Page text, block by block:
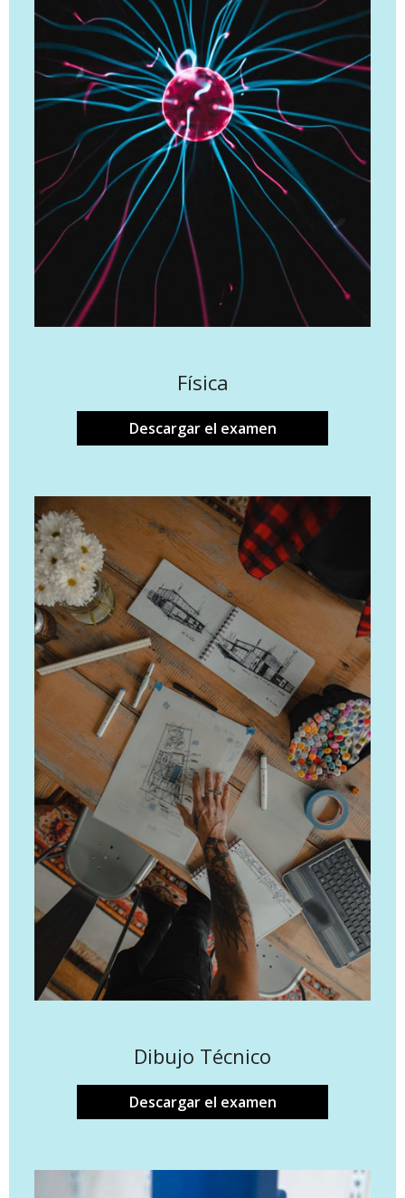
Física
Descargar el examen
Dibujo Técnico
Descargar el examen